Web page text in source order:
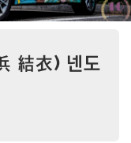
結衣) 넨도